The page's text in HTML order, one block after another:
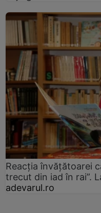
Reacția învățătoarei
trecut din iad în rai”.
adevarul.ro